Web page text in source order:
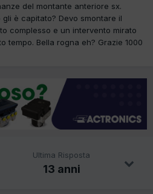
del montante anteriore sx.
è capitato? Devo smontare il
complesso e un intervento mirato
tempo. Bella rogna eh? Grazie 1000
Ultima Risposta
13 anni